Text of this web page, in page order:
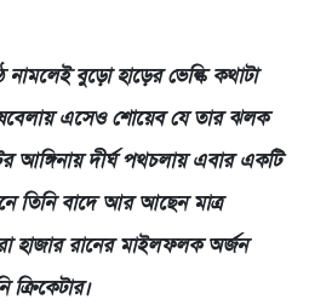
বুড়ো হাড়ের ভেল্কি কথাটা
এসেও শোয়েব যে তার ঝলক
আঙ্গিনায় দীর্ঘ পথচলায় এবার একটি
তিনি বাদে আর আছেন মাত্র
হাজার রানের মাইলফলক অর্জন
ক্রিকেটার।